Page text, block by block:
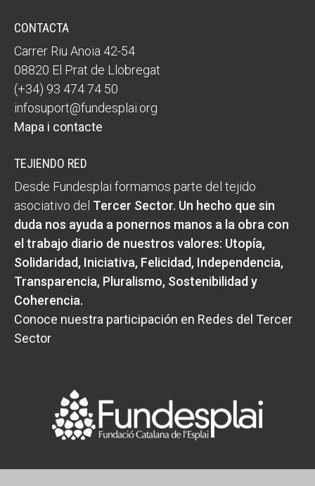
CONTACTA
Carrer Riu Anoia 42-54
08820 El Prat de Llobregat
(+34) 93 474 74 50
infosuport@fundesplai.org
Mapa i contacte
TEJIENDO RED
Desde Fundesplai formamos parte del tejido
asociativo del Tercer Sector. Un hecho que sin
duda nos ayuda a ponernos manos a la obra con
el trabajo diario de nuestros valores: Utopía,
Solidaridad, Iniciativa, Felicidad, Independencia,
Transparencia, Pluralismo, Sostenibilidad y
Coherencia.
Conoce nuestra participación en Redes del Tercer
Sector